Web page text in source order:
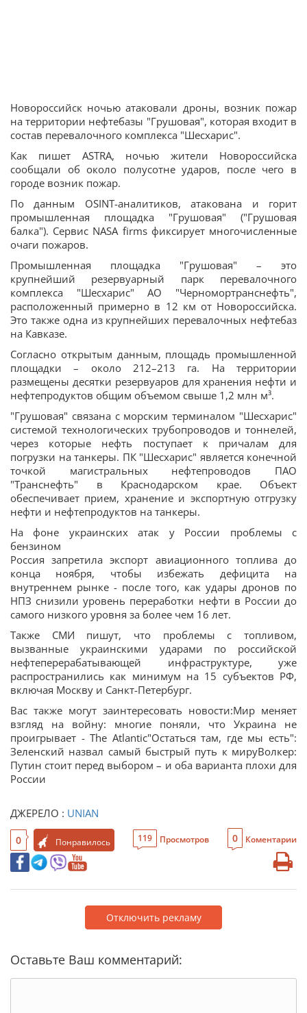
Новороссийск ночью атаковали дроны, возник пожар
на территории нефтебазы "Грушовая", которая входит в
состав перевалочного комплекса "Шесхарис".
Как пишет ASTRA, ночью жители Новороссийска
сообщали об около полусотне ударов, после чего в
городе возник пожар.
По данным OSINT-аналитиков, атакована и горит
промышленная площадка "Грушовая" ("Грушовая
балка"). Сервис NASA firms фиксирует многочисленные
очаги пожаров.
Промышленная площадка "Грушовая" – это
крупнейший резервуарный парк перевалочного
комплекса "Шесхарис" АО "Черномортранснефть",
расположенный примерно в 12 км от Новороссийска.
Это также одна из крупнейших перевалочных нефтебаз
на Кавказе.
Согласно открытым данным, площадь промышленной
площадки – около 212–213 га. На территории
размещены десятки резервуаров для хранения нефти и
нефтепродуктов общим объемом свыше 1,2 млн м³.
"Грушовая" связана с морским терминалом "Шесхарис"
системой технологических трубопроводов и тоннелей,
через которые нефть поступает к причалам для
погрузки на танкеры. ПК "Шесхарис" является конечной
точкой магистральных нефтепроводов ПАО
"Транснефть" в Краснодарском крае. Объект
обеспечивает прием, хранение и экспортную отгрузку
нефти и нефтепродуктов на танкеры.
На фоне украинских атак у России проблемы с
бензином
Россия запретила экспорт авиационного топлива до
конца ноября, чтобы избежать дефицита на
внутреннем рынке - после того, как удары дронов по
НПЗ снизили уровень переработки нефти в России до
самого низкого уровня за более чем 16 лет.
Также СМИ пишут, что проблемы с топливом,
вызванные украинскими ударами по российской
нефтеперерабатывающей инфраструктуре, уже
распространились как минимум на 15 субъектов РФ,
включая Москву и Санкт-Петербург.
Вас также могут заинтересовать новости:Мир меняет
взгляд на войну: многие поняли, что Украина не
проигрывает - The Atlantic"Остаться там, где мы есть":
Зеленский назвал самый быстрый путь к мируВолкер:
Путин стоит перед выбором – и оба варианта плохи для
России
ДЖЕРЕЛО : UNIAN
0 Понравилось 119 Просмотров 0 Коментарии
Отключить рекламу
Оставьте Ваш комментарий: